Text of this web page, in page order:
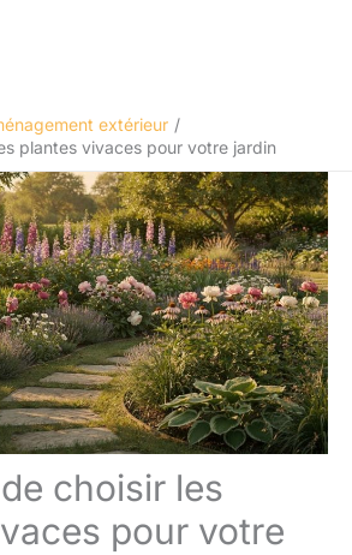
extérieur
plantes vivaces pour votre jardin
choisir les
pour votre